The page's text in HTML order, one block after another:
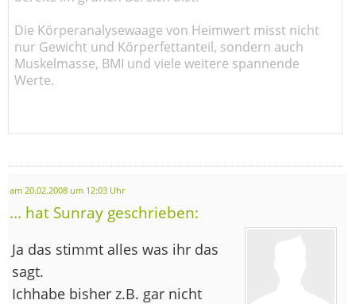
Die Körperanalysewaage von Heimwert misst nicht
nur Gewicht und Körperfettanteil, sondern auch
Muskelmasse, BMI und viele weitere spannende
Werte.
am 20.02.2008 um 12:03 Uhr
... hat Sunray geschrieben:
Ja das stimmt alles was ihr das
sagt.
Ichhabe bisher z.B. gar nicht